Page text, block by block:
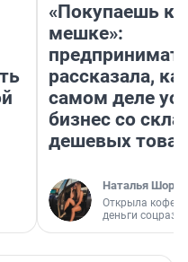
«Покупаешь
мешке»:
рассказала,
самом деле
бизнес со
дешевых
Наталья
Открыла
деньги